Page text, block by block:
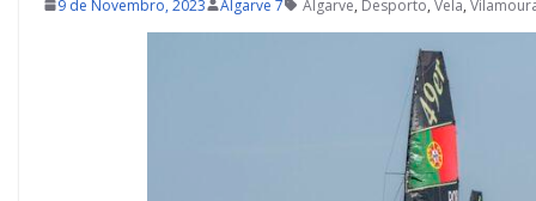
9 de Novembro, 2023 Algarve 7 Algarve, Desporto, Vela,